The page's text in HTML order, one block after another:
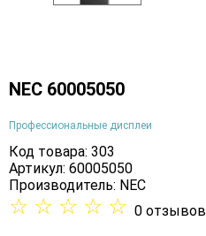
NEC 60005050
Профессиональные дисплеи
Код товара: 303
Артикул: 60005050
Производитель: NEC
☆ ☆ ☆ ☆ ☆ 0 отзывов